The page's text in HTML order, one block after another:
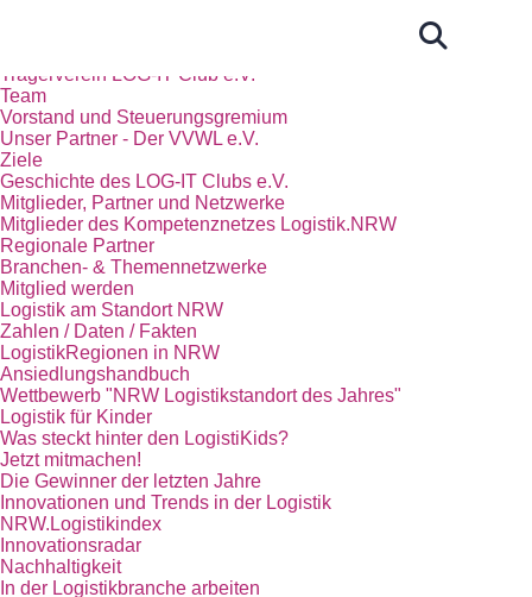
Trägerverein LOG-IT Club e.V.
Team
Vorstand und Steuerungsgremium
Unser Partner - Der VVWL e.V.
Ziele
Geschichte des LOG-IT Clubs e.V.
Mitglieder, Partner und Netzwerke
Mitglieder des Kompetenznetzes Logistik.NRW
Regionale Partner
Branchen- & Themennetzwerke
Mitglied werden
Logistik am Standort NRW
Zahlen / Daten / Fakten
LogistikRegionen in NRW
Ansiedlungshandbuch
Wettbewerb "NRW Logistikstandort des Jahres"
Logistik für Kinder
Was steckt hinter den LogistiKids?
Jetzt mitmachen!
Die Gewinner der letzten Jahre
Innovationen und Trends in der Logistik
NRW.Logistikindex
Innovationsradar
Nachhaltigkeit
In der Logistikbranche arbeiten